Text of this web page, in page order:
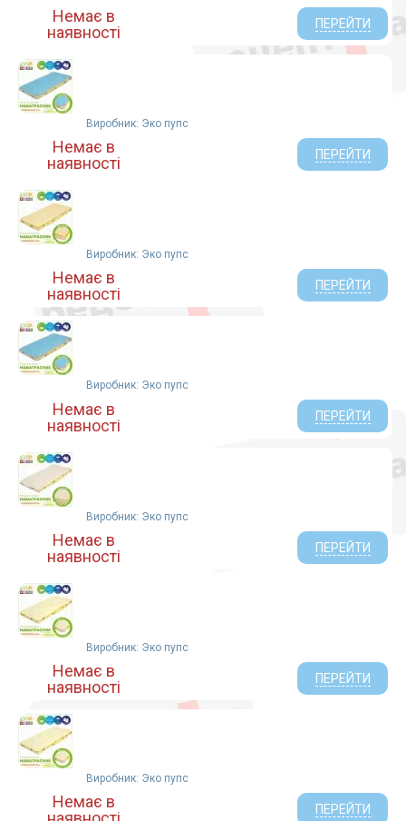
Немає в
наявності
ПЕРЕЙТИ
Виробник: Эко пупс
Немає в
наявності
ПЕРЕЙТИ
Виробник: Эко пупс
Немає в
наявності
ПЕРЕЙТИ
Виробник: Эко пупс
Немає в
наявності
ПЕРЕЙТИ
Виробник: Эко пупс
Немає в
наявності
ПЕРЕЙТИ
Виробник: Эко пупс
Немає в
наявності
ПЕРЕЙТИ
Виробник: Эко пупс
Немає в
ПЕРЕЙТИ